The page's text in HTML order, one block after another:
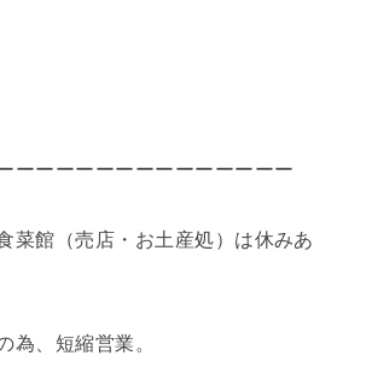
ーーーーーーーーーーーーーー
菜館（売店・お土産処）は休みあ
為、短縮営業。